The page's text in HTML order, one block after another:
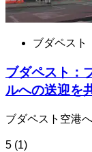
ブダペスト
ブダペスト：
ルへの送迎を
ブダペスト空港
5 (1)